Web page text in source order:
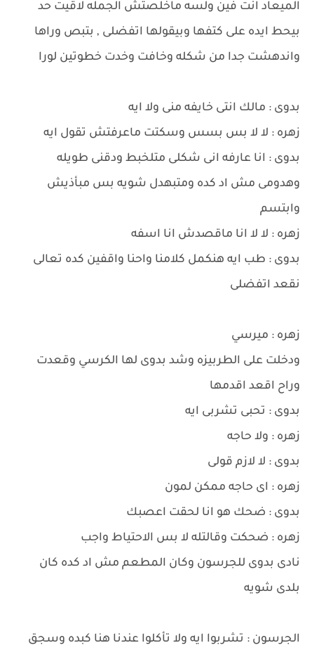
الميعاد انت فين ولسه ماخلصتش الجمله لاقيت حد
بيحط ايده على كتفها وبيقولها اتفضلى , بتبص وراها
واندهشت جدا من شكله وخافت وخدت خطوتين لورا
بدوى : مالك انتى خايفه منى ولا ايه
زهره : لا لا بس بسس وسكتت ماعرفتش تقول ايه
بدوى : انا عارفه انى شكلى متلخبط ودقنى طويله
وهدومى مش اد كده ومتبهدل شويه بس مبأذيش
وابتسم
زهره : لا لا انا ماقصدش انا اسفه
بدوى : طب ايه هنكمل كلامنا واحنا واقفين كده تعالى
نقعد اتفضلى
زهره : ميرسي
ودخلت على الطربيزه وشد بدوى لها الكرسي وقعدت
وراح اقعد اقدمها
بدوى : تحبى تشربى ايه
زهره : ولا حاجه
بدوى : لا لازم قولى
زهره : اى حاجه ممكن لمون
بدوى : ضحك هو انا لحقت اعصبك
زهره : ضحكت وقالتله لا بس الاحتياط واجب
نادى بدوى للجرسون وكان المطعم مش اد كده كان
بلدى شويه
الجرسون : تشربوا ايه ولا تأكلوا عندنا هنا كبده وسجق